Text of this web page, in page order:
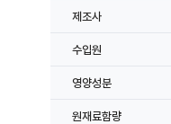
제조사
수입원
영양성분
원재료함량